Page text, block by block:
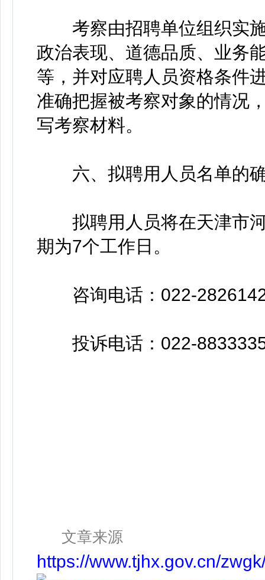
考察由招聘单位组织实施
政治表现、道德品质、业务
等，并对应聘人员资格条件
准确把握被考察对象的情况
写考察材料。
六、拟聘用人员名单的确
拟聘用人员将在天津市河
期为7个工作日。
咨询电话：022-
投诉电话：022-
文章来源
https://www.tjhx.gov.cn/